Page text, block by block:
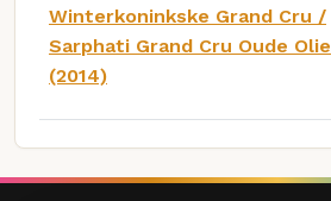
Winterkoninkske Grand Cru /
Sarphati Grand Cru Oude Olie
(2014)